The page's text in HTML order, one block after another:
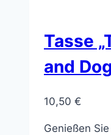
Tasse
and
10,50 €
Genießen